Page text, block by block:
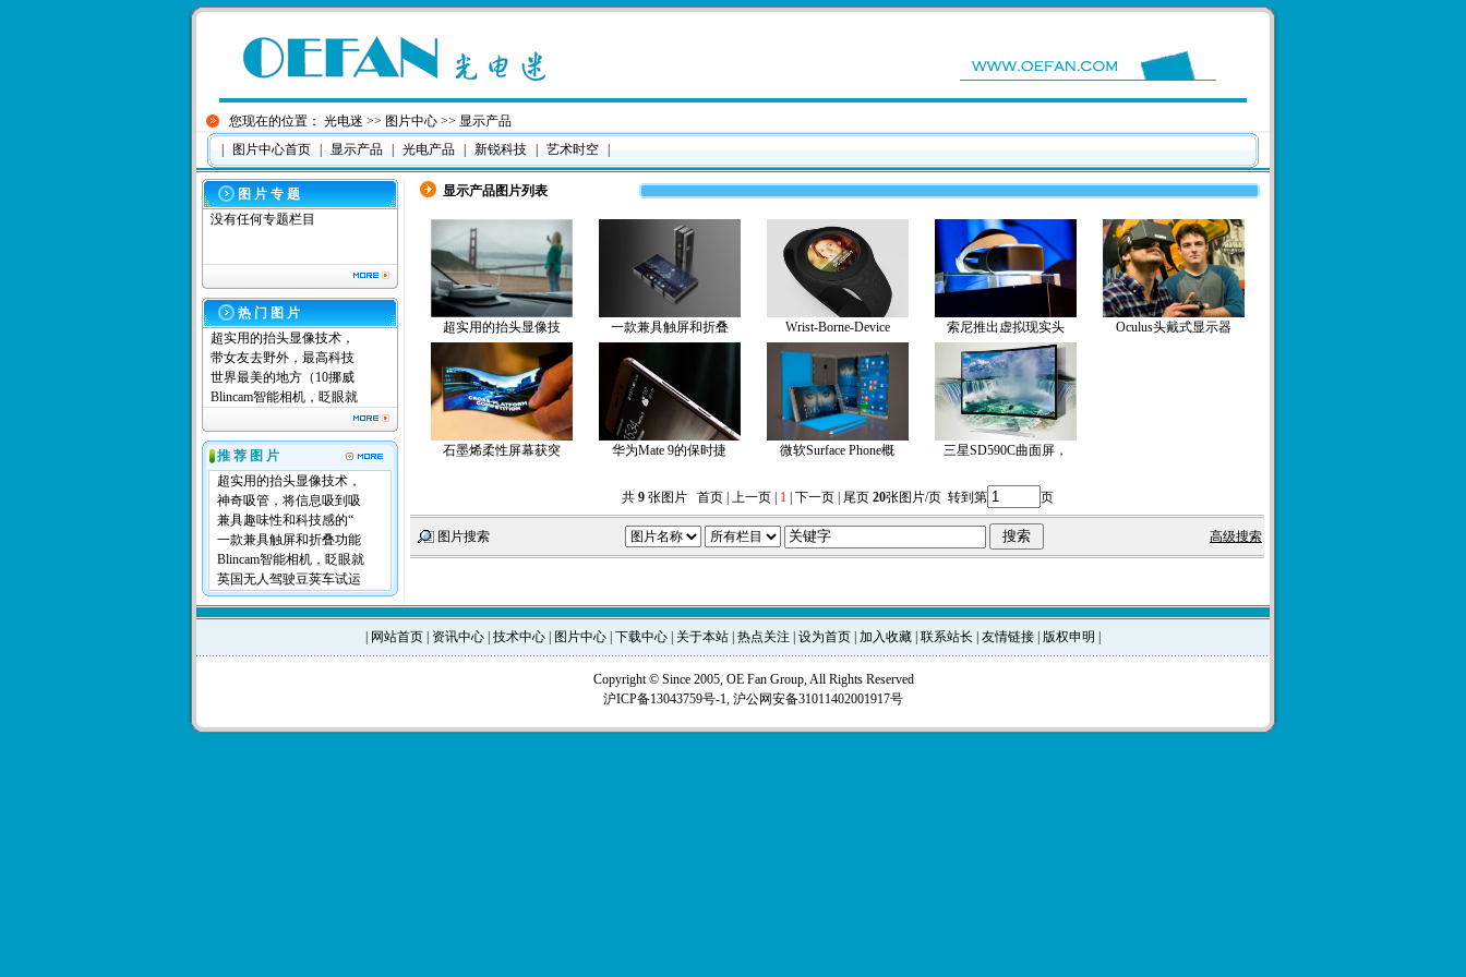
您现在的位置： 光电迷 >> 图片中心 >> 显示产品
图片中心首页 显示产品 光电产品 新锐科技 艺术时空
图 片 专 题
没有任何专题栏目
热 门 图 片
超实用的抬头显像技术，
带女友去野外，最高科技
世界最美的地方（10挪威
Blincam智能相机，眨眼就
推 荐 图 片
超实用的抬头显像技术，
神奇吸管，将信息吸到吸
兼具趣味性和科技感的“
一款兼具触屏和折叠功能
Blincam智能相机，眨眼就
英国无人驾驶豆荚车试运
显示产品图片列表
超实用的抬头显像技 一款兼具触屏和折叠 Wrist-Borne-Device 索尼推出虚拟现实头 Oculus头戴式显示器
石墨烯柔性屏幕获突 华为Mate 9的保时捷 微软Surface Phone概 三星SD590C曲面屏，
共 9张图片 首页 | 上一页 | 1| 下一页 | 尾页 20张图片/页 转到第 页
图片搜索 高级搜索
网站首页 资讯中心 技术中心 图片中心 下载中心 关于本站 热点关注 设为首页 加入收藏 联系站长 友情链接 版权申明
Copyright © Since 2005, OE Fan Group, All Rights Reserved
沪ICP备13043759号-1, 沪公网安备31011402001917号